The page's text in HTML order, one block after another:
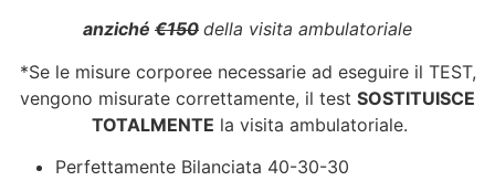
anziché €150 della visita ambulatoriale
*Se le misure corporee necessarie ad eseguire il TEST,
vengono misurate correttamente, il test SOSTITUISCE
TOTALMENTE la visita ambulatoriale.
Perfettamente Bilanciata 40-30-30